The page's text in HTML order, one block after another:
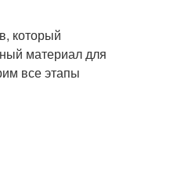
который
материал для
все этапы